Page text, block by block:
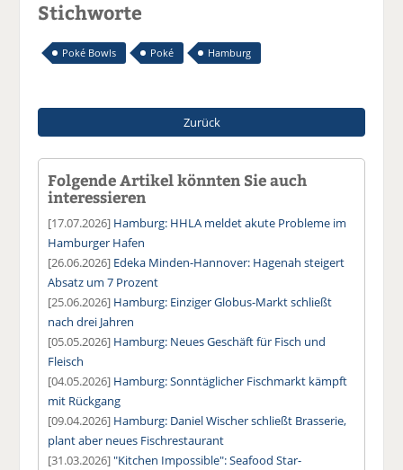
Stichworte
Poké Bowls Poké Hamburg
Zurück
Folgende Artikel könnten Sie auch
interessieren
[17.07.2026] Hamburg: HHLA meldet akute Probleme im
Hamburger Hafen
[26.06.2026] Edeka Minden-Hannover: Hagenah steigert
Absatz um 7 Prozent
[25.06.2026] Hamburg: Einziger Globus-Markt schließt
nach drei Jahren
[05.05.2026] Hamburg: Neues Geschäft für Fisch und
Fleisch
[04.05.2026] Hamburg: Sonntäglicher Fischmarkt kämpft
mit Rückgang
[09.04.2026] Hamburg: Daniel Wischer schließt Brasserie,
plant aber neues Fischrestaurant
[31.03.2026]"Kitchen Impossible": Seafood Star-